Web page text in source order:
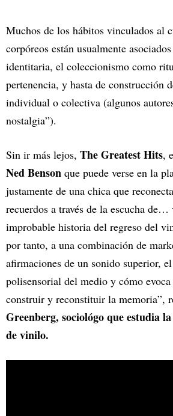
Muchos de los hábitos vinculados al
corpóreos están usualmente
identitaria, el coleccionismo como
pertenencia, y hasta de construcción
individual o colectiva (algunos
nostalgia”).
Sin ir más lejos, The Greatest Hits,
Ned Benson que puede verse en la
justamente de una chica que
recuerdos a través de la escucha
improbable historia del regreso del
por tanto, a una combinación de
afirmaciones de un sonido superior,
polisensorial del medio y cómo
construir y reconstituir la memoria”,
Greenberg, sociológo que estudia
de vinilo.